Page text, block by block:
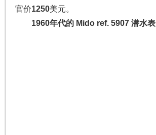
官价1250美元。
1960年代的 Mido ref. 5907 潜水表